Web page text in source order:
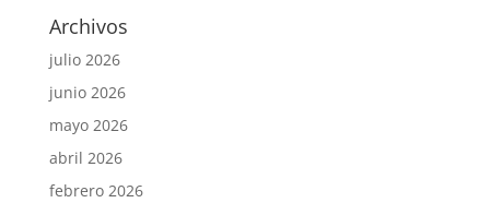
Archivos
julio 2026
junio 2026
mayo 2026
abril 2026
febrero 2026